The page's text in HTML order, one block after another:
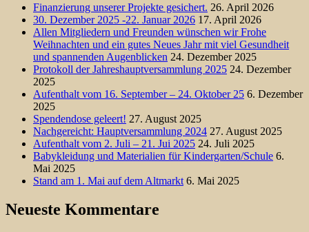
Finanzierung unserer Projekte gesichert. 26. April 2026
30. Dezember 2025 -22. Januar 2026 17. April 2026
Allen Mitgliedern und Freunden wünschen wir Frohe
Weihnachten und ein gutes Neues Jahr mit viel Gesundheit
und spannenden Augenblicken 24. Dezember 2025
Protokoll der Jahreshauptversammlung 2025 24. Dezember
2025
Aufenthalt vom 16. September – 24. Oktober 25 6. Dezember
2025
Spendendose geleert! 27. August 2025
Nachgereicht: Hauptversammlung 2024 27. August 2025
Aufenthalt vom 2. Juli – 21. Jui 2025 24. Juli 2025
Babykleidung und Materialien für Kindergarten/Schule 6.
Mai 2025
Stand am 1. Mai auf dem Altmarkt 6. Mai 2025
Neueste Kommentare